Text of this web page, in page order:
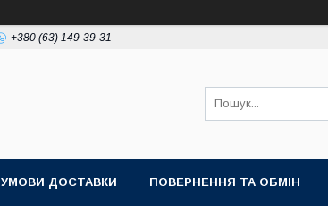
+380 (63) 149-39-31
УМОВИ ДОСТАВКИ ПОВЕРНЕННЯ ТА ОБМІН